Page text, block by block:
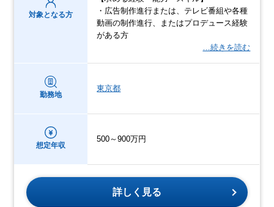
対象となる方
・広告制作進行または、テレビ番組や各種
動画の制作進行、またはプロデュース経験
がある方
…続きを読む
勤務地
東京都
想定年収
500～900万円
詳しく見る